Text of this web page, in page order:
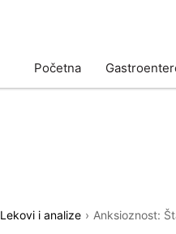
Početna
Lekovi i analize Anksioznost: